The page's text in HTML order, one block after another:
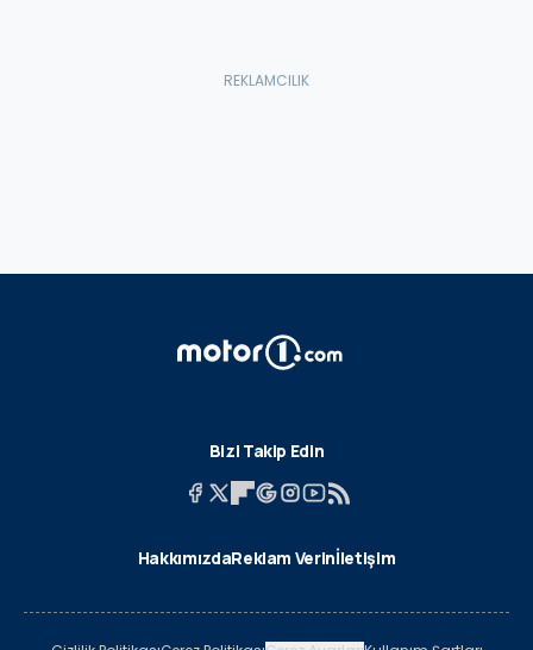
Bizi Takip Edin
HakkımızdaReklam Verinİletişim